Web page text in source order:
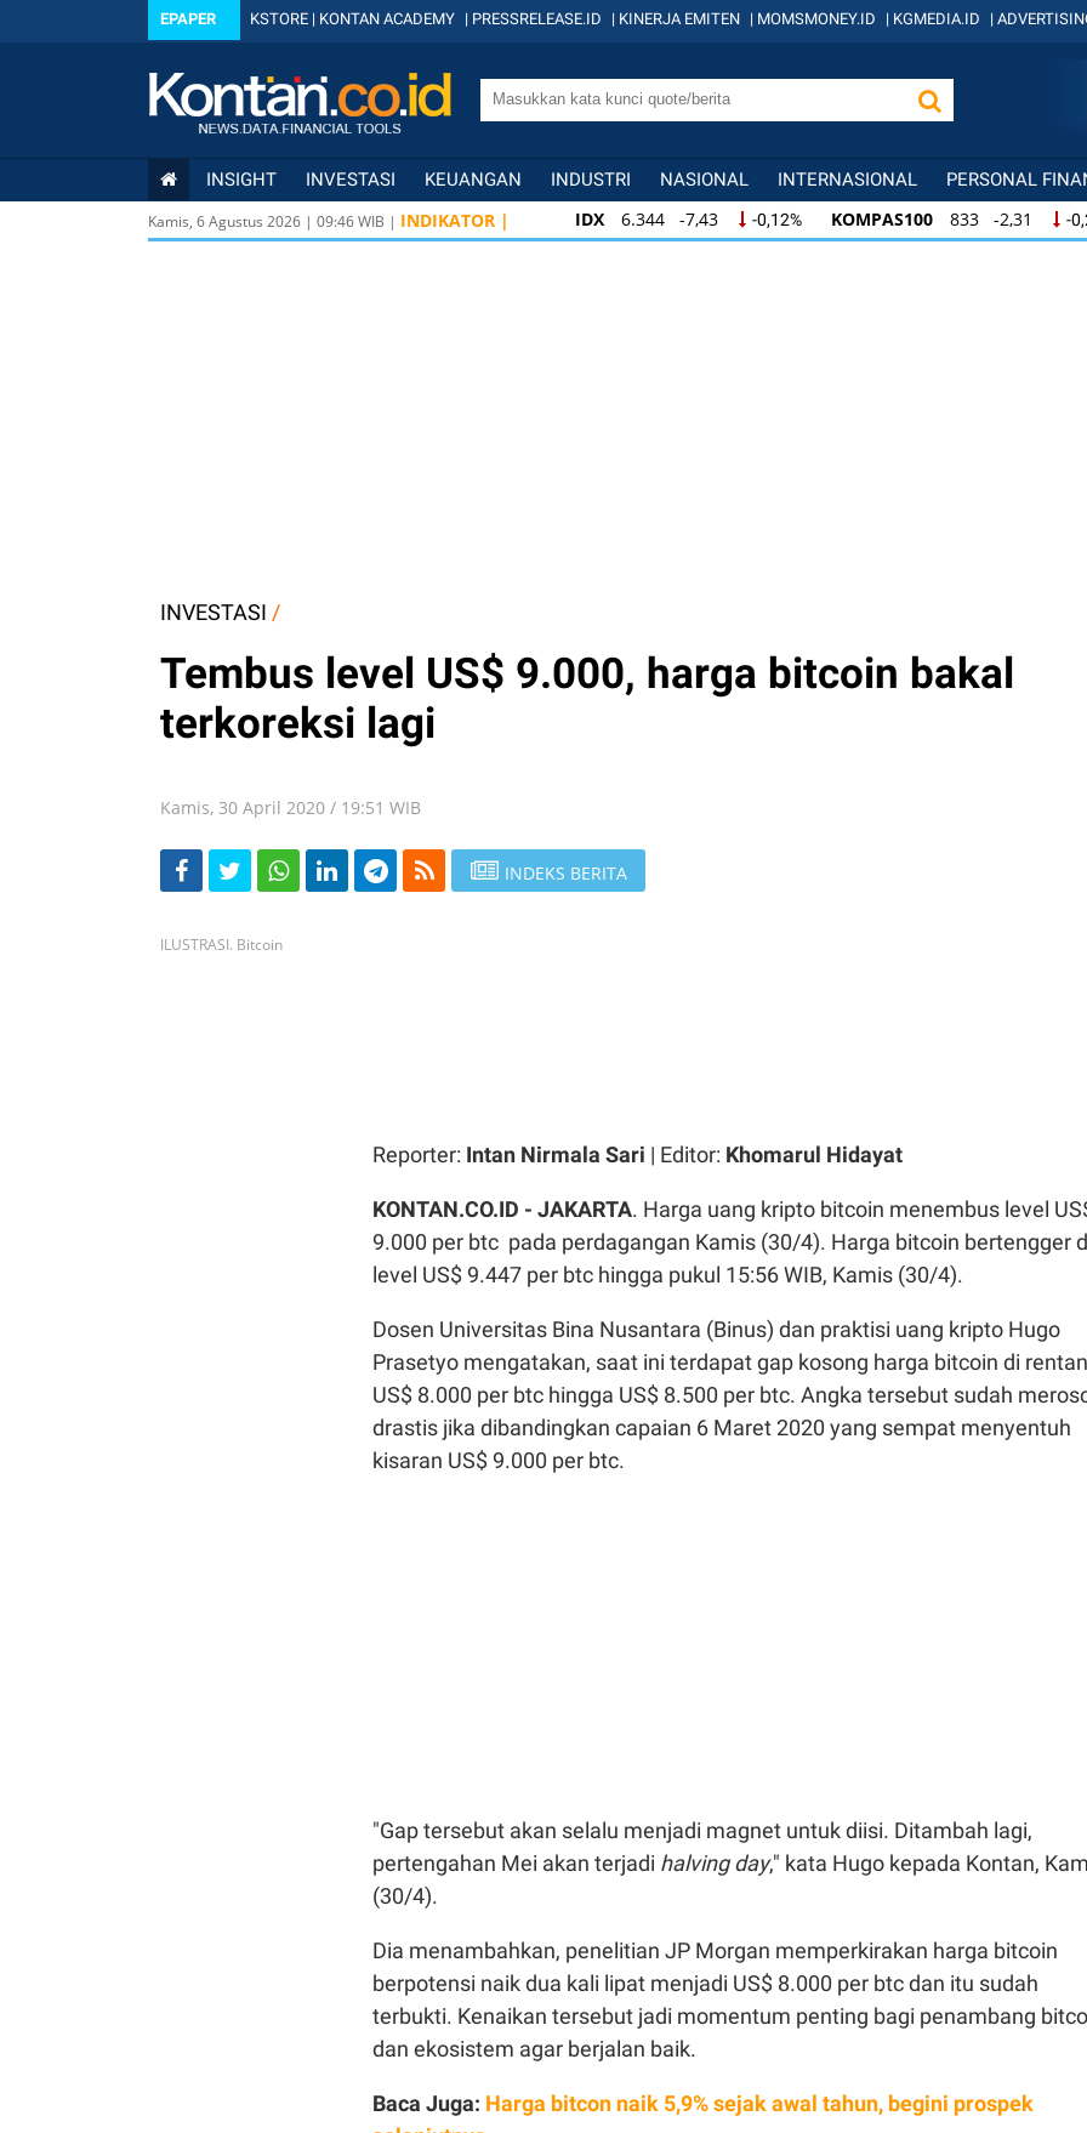
EPAPER KSTORE | KONTAN ACADEMY | PRESSRELEASE.ID | KINERJA EMITEN | MOMSMONEY.ID | KGMEDIA.ID |
INSIGHT INVESTASI KEUANGAN INDUSTRI NASIONAL INTERNASIONAL PERSONAL
Kamis, 6 Agustus 2026 | 09:46WIB | INDIKATOR | IDX 6.344 -7,43 -0,12% KOMPAS100 833 -2,31 -
IDX 6.344 -7,43 -0,12% KOMPAS100 833 -2,31 -
INVESTASI /
Tembus level US$ 9.000, harga bitcoin bakal
terkoreksi lagi
Kamis, 30 April 2020 / 19:51 WIB
INDEKS BERITA
ILUSTRASI. Bitcoin
Reporter: Intan Nirmala Sari | Editor: Khomarul Hidayat
KONTAN.CO.ID - JAKARTA. Harga uang kripto bitcoin menembus level
9.000 per btc pada perdagangan Kamis (30/4). Harga bitcoin bertengger
level US$ 9.447 per btc hingga pukul 15:56 WIB, Kamis (30/4).
Dosen Universitas Bina Nusantara (Binus) dan praktisi uang kripto Hugo
Prasetyo mengatakan, saat ini terdapat gap kosong harga bitcoin di
US$ 8.000 per btc hingga US$ 8.500 per btc. Angka tersebut sudah
drastis jika dibandingkan capaian 6 Maret 2020 yang sempat menyentuh
kisaran US$ 9.000 per btc.
"Gap tersebut akan selalu menjadi magnet untuk diisi. Ditambah lagi,
pertengahan Mei akan terjadi halving day," kata Hugo kepada Kontan,
(30/4).
Dia menambahkan, penelitian JP Morgan memperkirakan harga bitcoin
berpotensi naik dua kali lipat menjadi US$ 8.000 per btc dan itu sudah
terbukti. Kenaikan tersebut jadi momentum penting bagi penambang
dan ekosistem agar berjalan baik.
Baca Juga: Harga bitcon naik 5,9% sejak awal tahun, begini prospek